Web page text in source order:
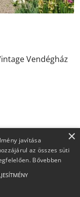
Vendégház
×
javítása
az összes süti
Bővebben